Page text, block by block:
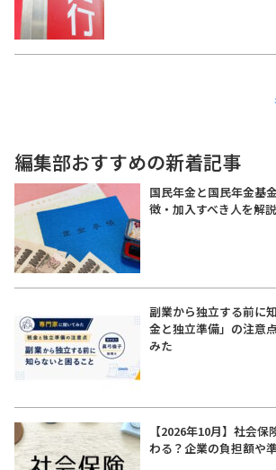
編集部おすすめの新着記事
国民年金と国民年金基
徴・加入すべき人を解説
副業から独立する前に
金と独立準備」の注意
みた
【2026年10月】社会
わる？企業の負担額や